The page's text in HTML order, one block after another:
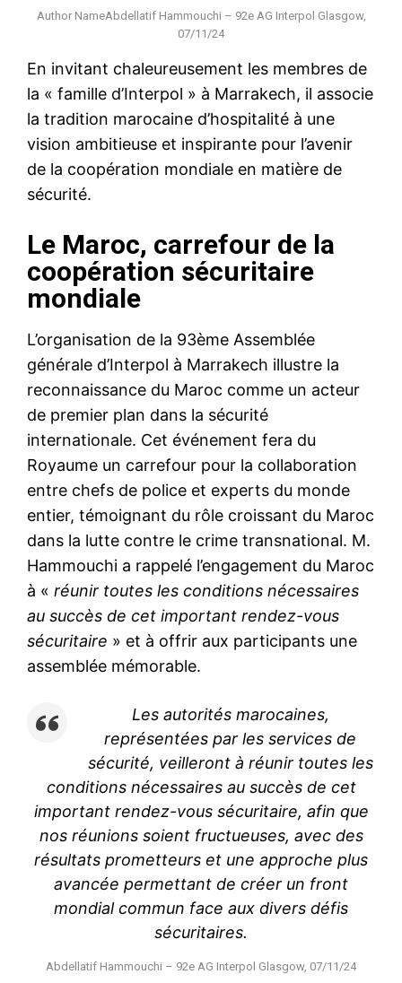
Author NameAbdellatif Hammouchi – 92e AG Interpol Glasgow,
07/11/24
En invitant chaleureusement les membres de
la « famille d’Interpol » à Marrakech, il associe
la tradition marocaine d’hospitalité à une
vision ambitieuse et inspirante pour l’avenir
de la coopération mondiale en matière de
sécurité.
Le Maroc, carrefour de la
coopération sécuritaire
mondiale
L’organisation de la 93ème Assemblée
générale d’Interpol à Marrakech illustre la
reconnaissance du Maroc comme un acteur
de premier plan dans la sécurité
internationale. Cet événement fera du
Royaume un carrefour pour la collaboration
entre chefs de police et experts du monde
entier, témoignant du rôle croissant du Maroc
dans la lutte contre le crime transnational. M.
Hammouchi a rappelé l’engagement du Maroc
à « réunir toutes les conditions nécessaires
au succès de cet important rendez-vous
sécuritaire » et à offrir aux participants une
assemblée mémorable.
Les autorités marocaines,
représentées par les services de
sécurité, veilleront à réunir toutes les
conditions nécessaires au succès de cet
important rendez-vous sécuritaire, afin que
nos réunions soient fructueuses, avec des
résultats prometteurs et une approche plus
avancée permettant de créer un front
mondial commun face aux divers défis
sécuritaires.
Abdellatif Hammouchi – 92e AG Interpol Glasgow, 07/11/24